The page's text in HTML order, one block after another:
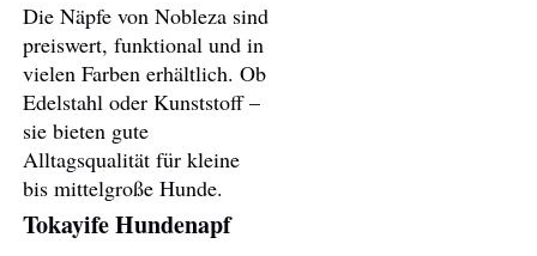
Die Näpfe von Nobleza sind
preiswert, funktional und in
vielen Farben erhältlich. Ob
Edelstahl oder Kunststoff –
sie bieten gute
Alltagsqualität für kleine
bis mittelgroße Hunde.
Tokayife Hundenapf